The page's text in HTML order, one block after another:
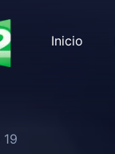
Inicio
19